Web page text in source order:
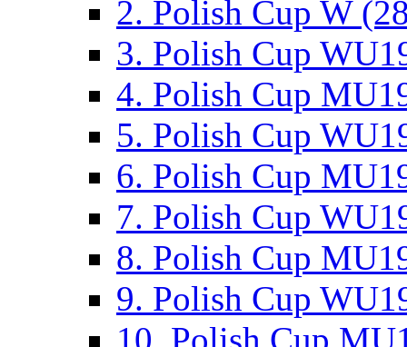
2. Polish Cup W
3. Polish Cup
4. Polish Cup
5. Polish Cup
6. Polish Cup
7. Polish Cup
8. Polish Cup
9. Polish Cup
10. Polish Cup